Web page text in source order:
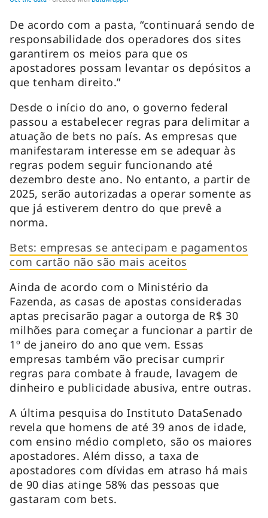
De acordo com a pasta, “continuará sendo de
responsabilidade dos operadores dos sites
garantirem os meios para que os
apostadores possam levantar os depósitos a
que tenham direito.”
Desde o início do ano, o governo federal
passou a estabelecer regras para delimitar a
atuação de bets no país. As empresas que
manifestaram interesse em se adequar às
regras podem seguir funcionando até
dezembro deste ano. No entanto, a partir de
2025, serão autorizadas a operar somente as
que já estiverem dentro do que prevê a
norma.
Bets: empresas se antecipam e pagamentos
com cartão não são mais aceitos
Ainda de acordo com o Ministério da
Fazenda, as casas de apostas consideradas
aptas precisarão pagar a outorga de R$ 30
milhões para começar a funcionar a partir de
1º de janeiro do ano que vem. Essas
empresas também vão precisar cumprir
regras para combate à fraude, lavagem de
dinheiro e publicidade abusiva, entre outras.
A última pesquisa do Instituto DataSenado
revela que homens de até 39 anos de idade,
com ensino médio completo, são os maiores
apostadores. Além disso, a taxa de
apostadores com dívidas em atraso há mais
de 90 dias atinge 58% das pessoas que
gastaram com bets.